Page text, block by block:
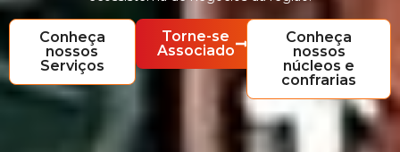
Conheça
nossos
Serviços
Torne-se
Associado
Conheça
nossos
núcleos e
confrarias